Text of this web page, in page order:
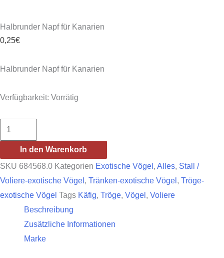
Halbrunder Napf für Kanarien
0,25€
Halbrunder Napf für Kanarien
Verfügbarkeit: Vorrätig
Halbrunder
Napf
Kanarien
Menge
In den Warenkorb
SKU 684568.0 Kategorien Exotische Vögel , Alles, Stall /
Voliere-exotische Vögel , Tränken-exotische Vögel , Tröge-
exotische Vögel Tags Käfig, Tröge, Vögel , Voliere
Beschreibung
Zusätzliche Informationen
Marke